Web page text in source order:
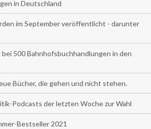
in Deutschland
im September veröffentlicht - darunter
bei 500 Bahnhofsbuchhandlungen in den
Bücher, die gehen und nicht stehen.
Podcasts der letzten Woche zur Wahl
Bestseller 2021